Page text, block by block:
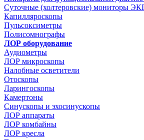
Суточные (холтеровские) мониторы
Капилляроскопы
Пульсоксиметры
Полисомнографы
ЛОР оборудование
Аудиометры
ЛОР микроскопы
Налобные осветители
Отоскопы
Ларингоскопы
Камертоны
Синускопы и эхосинускопы
ЛОР аппараты
ЛОР комбайны
ЛОР кресла